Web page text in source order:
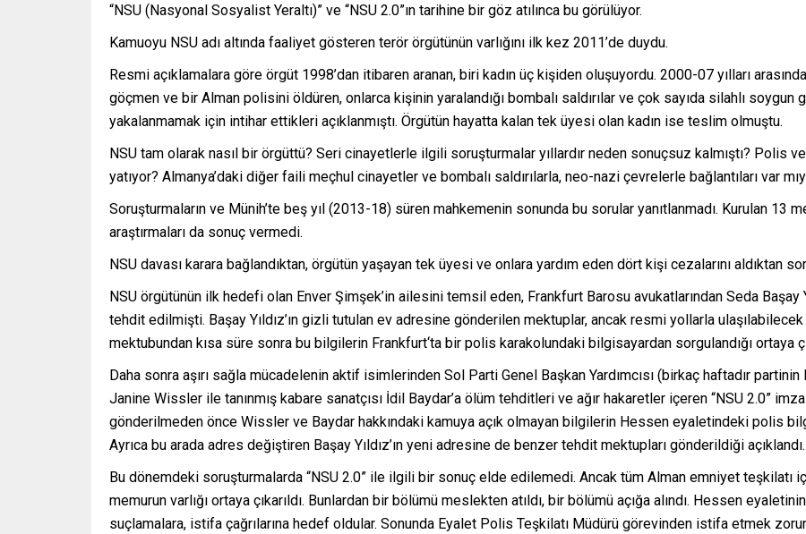
“NSU (Nasyonal Sosyalist Yeraltı)” ve “NSU 2.0”ın tarihine bir göz atılınca bu görülüyor.
Kamuoyu NSU adı altında faaliyet gösteren terör örgütünün varlığını ilk kez 2011’de duydu.
Resmi açıklamalara göre örgüt 1998’dan itibaren aranan, biri kadın üç kişiden oluşuyordu. 2000-07 yılları
göçmen ve bir Alman polisini öldüren, onlarca kişinin yaralandığı bombalı saldırılar ve çok sayıda silahlı
yakalanmamak için intihar ettikleri açıklanmıştı. Örgütün hayatta kalan tek üyesi olan kadın ise teslim olmuştu.
NSU tam olarak nasıl bir örgüttü? Seri cinayetlerle ilgili soruşturmalar yıllardır neden sonuçsuz kalmıştı? Polis ve
yatıyor? Almanya’daki diğer faili meçhul cinayetler ve bombalı saldırılarla, neo-nazi çevrelerle bağlantıları var
Soruşturmaların ve Münih’te beş yıl (2013-18) süren mahkemenin sonunda bu sorular yanıtlanmadı. Kurulan 13
araştırmaları da sonuç vermedi.
NSU davası karara bağlandıktan, örgütün yaşayan tek üyesi ve onlara yardım eden dört kişi cezalarını aldıktan
NSU örgütünün ilk hedefi olan Enver Şimşek’in ailesini temsil eden, Frankfurt Barosu avukatlarından Seda Başay
tehdit edilmişti. Başay Yıldız’ın gizli tutulan ev adresine gönderilen mektuplar, ancak resmi yollarla
mektubundan kısa süre sonra bu bilgilerin Frankfurt‘ta bir polis karakolundaki bilgisayardan sorgulandığı ortaya
Daha sonra aşırı sağla mücadelenin aktif isimlerinden Sol Parti Genel Başkan Yardımcısı (birkaç haftadır
Janine Wissler ile tanınmış kabare sanatçısı İdil Baydar’a ölüm tehditleri ve ağır hakaretler içeren “NSU 2.0”
gönderilmeden önce Wissler ve Baydar hakkındaki kamuya açık olmayan bilgilerin Hessen eyaletindeki polis
Ayrıca bu arada adres değiştiren Başay Yıldız’ın yeni adresine de benzer tehdit mektupları gönderildiği açıklandı.
Bu dönemdeki soruşturmalarda “NSU 2.0” ile ilgili bir sonuç elde edilemedi. Ancak tüm Alman emniyet teşkilatı
memurun varlığı ortaya çıkarıldı. Bunlardan bir bölümü meslekten atıldı, bir bölümü açığa alındı. Hessen
suçlamalara, istifa çağrılarına hedef oldular. Sonunda Eyalet Polis Teşkilatı Müdürü görevinden istifa etmek